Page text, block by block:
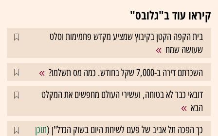
קיראו עוד ב"גלובס"
בית הקפה הקטן בקיבוץ שמציע מקדש פחמימות וסלט
שעושה שמח
השכרתם דירה ב-7,000 שקל בחודש. כמה מס תשלמו?
דובאי כבר לא בטוחה, ועשירי העולם מחפשים את המקלט
הבא
כך הפכה תל אביב של פעם לשיחת היום בשוק הנדל"ן (תוכן